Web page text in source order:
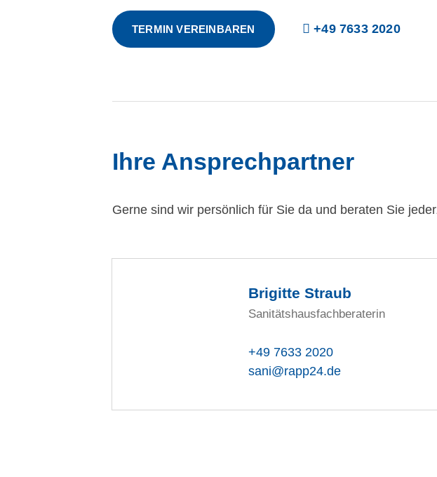
TERMIN VEREINBAREN +49 7633 2020
Ihre Ansprechpartner
Gerne sind wir persönlich für Sie da und beraten Sie
Brigitte Straub
Sanitätshausfachberaterin
+49 7633 2020
sani@rapp24.de